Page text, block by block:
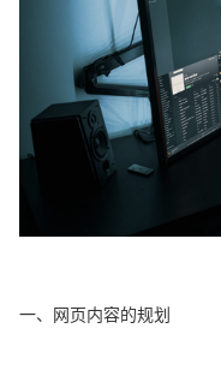
一、网页内容的规划